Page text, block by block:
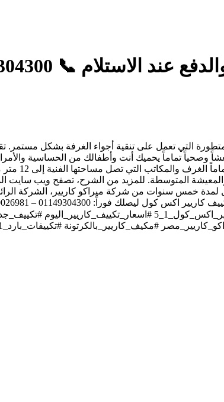
المتطورة التي تعمل على تنقية أجواء الغرفة بشكل
وصحياً تماماً يحميك أنت وأطفالك من الحساسية
بدقة مساحات حتى 12
لمدة خمس سنوات من شركة ميراكو كاريير، الشركة